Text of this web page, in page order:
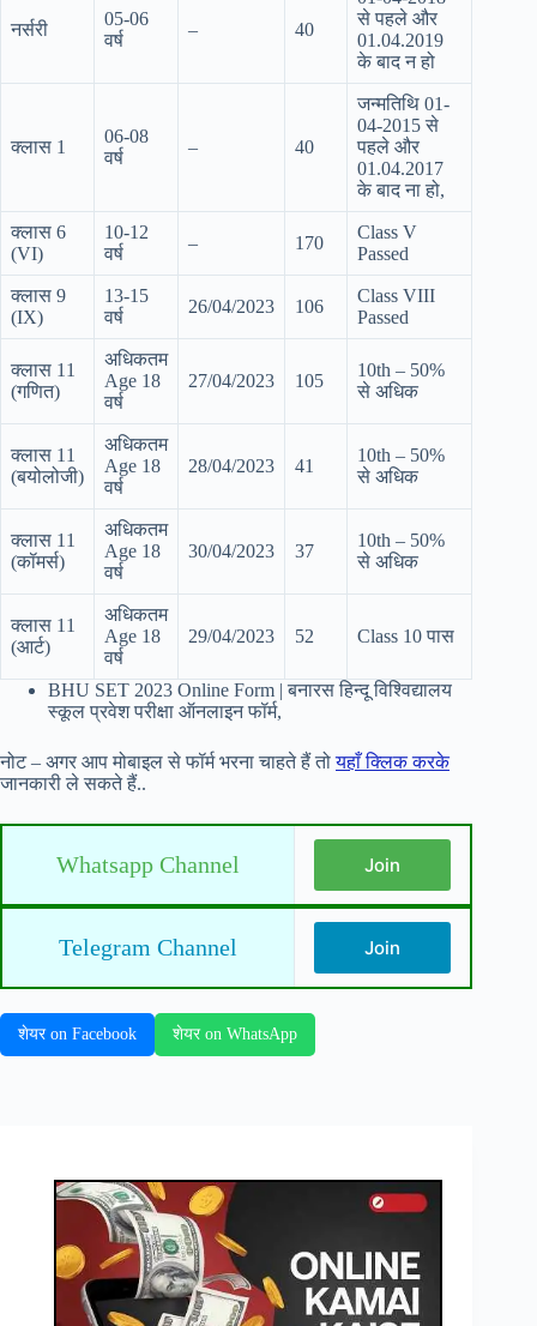
नर्सरी
05-06
वर्ष
– 40
से पहले और
01.04.2019
के बाद न हो
क्लास 1
06-08
वर्ष
– 40
जन्मतिथि 01-
04-2015 से
पहले और
01.04.2017
के बाद ना हो,
क्लास 6
(VI)
10-12
वर्ष
– 170
Class V
Passed
क्लास 9
(IX)
13-15
वर्ष
26/04/2023 106
Class VIII
Passed
क्लास 11
(गणित)
अधिकतम
Age 18
वर्ष
27/04/2023 105
10th – 50%
से अधिक
क्लास 11
(बयोलोजी)
अधिकतम
Age 18
वर्ष
28/04/2023 41
10th – 50%
से अधिक
क्लास 11
(कॉमर्स)
अधिकतम
Age 18
वर्ष
30/04/2023 37
10th – 50%
से अधिक
क्लास 11
(आर्ट)
अधिकतम
Age 18
वर्ष
29/04/2023 52 Class 10 पास
BHU SET 2023 Online Form | बनारस हिन्दू विश्विद्यालय
स्कूल प्रवेश परीक्षा ऑनलाइन फॉर्म,
नोट – अगर आप मोबाइल से फॉर्म भरना चाहते हैं तोयहाँ क्लिक करके
जानकारी ले सकते हैं..
Whatsapp Channel Join
Telegram Channel Join
शेयर on Facebook शेयर on WhatsApp